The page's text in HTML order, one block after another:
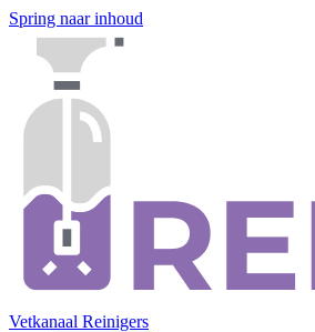
Spring naar inhoud
Vetkanaal Reinigers